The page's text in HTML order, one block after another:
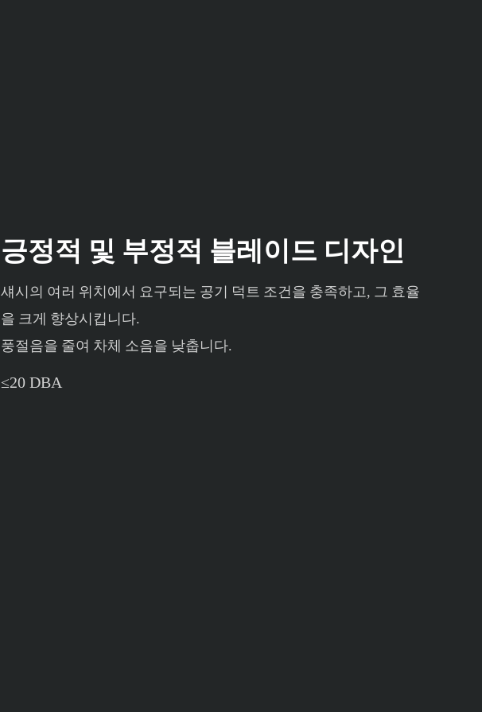
긍정적 및 부정적 블레이드 디자인
섀시의 여러 위치에서 요구되는 공기 덕트 조건을 충족하고, 그 효율
을 크게 향상시킵니다.
풍절음을 줄여 차체 소음을 낮춥니다.
≤20 DBA